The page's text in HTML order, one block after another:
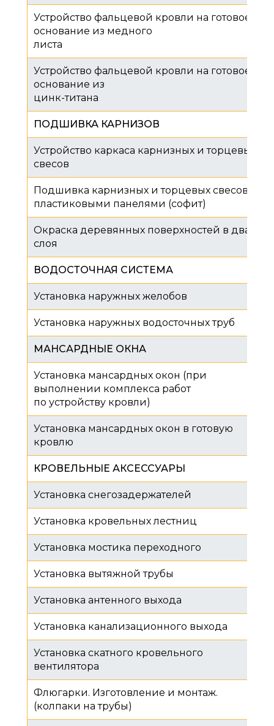
Устройство фальцевой кровли на готовое
основание из медного
листа
Устройство фальцевой кровли на готовое
основание из
цинк-титана
ПОДШИВКА КАРНИЗОВ
Устройство каркаса карнизных и торцевых
свесов​​​​​​​
Подшивка карнизных и торцевых свесов
пластиковыми панелями (софит)
Окраска деревянных поверхностей в два
слоя
ВОДОСТОЧНАЯ СИСТЕМА
Установка наружных желобов​​​​​​​
Установка наружных водосточных труб
МАНСАРДНЫЕ ОКНА
Установка мансардных окон (при
выполнении комплекса работ
по устройству кровли)
Установка мансардных окон в готовую
кровлю
КРОВЕЛЬНЫЕ АКСЕССУАРЫ
Установка снегозадержателей​​​​​​​
Установка кровельных лестниц
Установка мостика переходного
Установка вытяжной трубы
Установка антенного выхода
Установка канализационного выхода
Установка скатного кровельного
вентилятора
Флюгарки. Изготовление и монтаж.
(колпаки на трубы)